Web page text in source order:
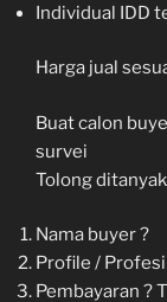
Individual IDD
Harga jual
Buat calon
survei
Tolong
Nama buyer ?
Profile / Profesi
Pembayaran ?